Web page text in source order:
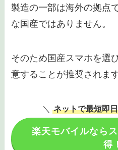
製造の一部は海外の拠点
な国産ではありません。
そのため国産スマホを選
意することが推奨されます
＼ ネットで最短即
楽天モバイルなら
得！